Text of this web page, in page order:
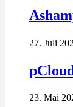
27. Juli
23. Mai